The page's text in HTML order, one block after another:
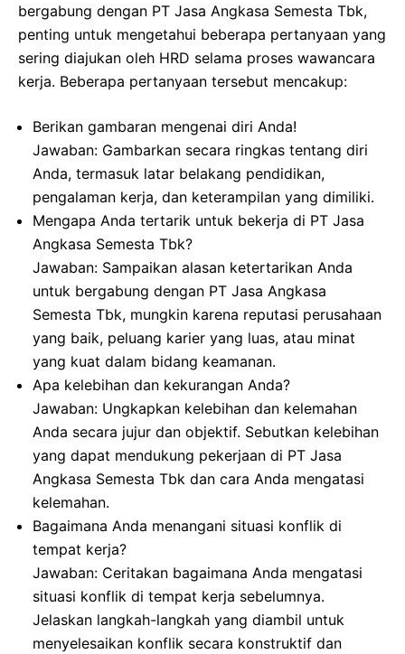
bergabung dengan PT Jasa Angkasa Semesta Tbk,
penting untuk mengetahui beberapa pertanyaan yang
sering diajukan oleh HRD selama proses wawancara
kerja. Beberapa pertanyaan tersebut mencakup:
Berikan gambaran mengenai diri Anda!
Jawaban: Gambarkan secara ringkas tentang diri
Anda, termasuk latar belakang pendidikan,
pengalaman kerja, dan keterampilan yang dimiliki.
Mengapa Anda tertarik untuk bekerja di PT Jasa
Angkasa Semesta Tbk?
Jawaban: Sampaikan alasan ketertarikan Anda
untuk bergabung dengan PT Jasa Angkasa
Semesta Tbk, mungkin karena reputasi perusahaan
yang baik, peluang karier yang luas, atau minat
yang kuat dalam bidang keamanan.
Apa kelebihan dan kekurangan Anda?
Jawaban: Ungkapkan kelebihan dan kelemahan
Anda secara jujur dan objektif. Sebutkan kelebihan
yang dapat mendukung pekerjaan di PT Jasa
Angkasa Semesta Tbk dan cara Anda mengatasi
kelemahan.
Bagaimana Anda menangani situasi konflik di
tempat kerja?
Jawaban: Ceritakan bagaimana Anda mengatasi
situasi konflik di tempat kerja sebelumnya.
Jelaskan langkah-langkah yang diambil untuk
menyelesaikan konflik secara konstruktif dan